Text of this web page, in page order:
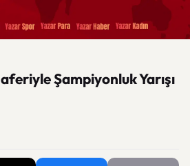
Şampiyonluk Yarışı